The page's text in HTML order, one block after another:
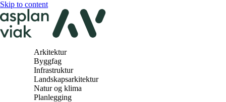
Skip to content
Arkitektur
Byggfag
Infrastruktur
Landskapsarkitektur
Natur og klima
Planlegging